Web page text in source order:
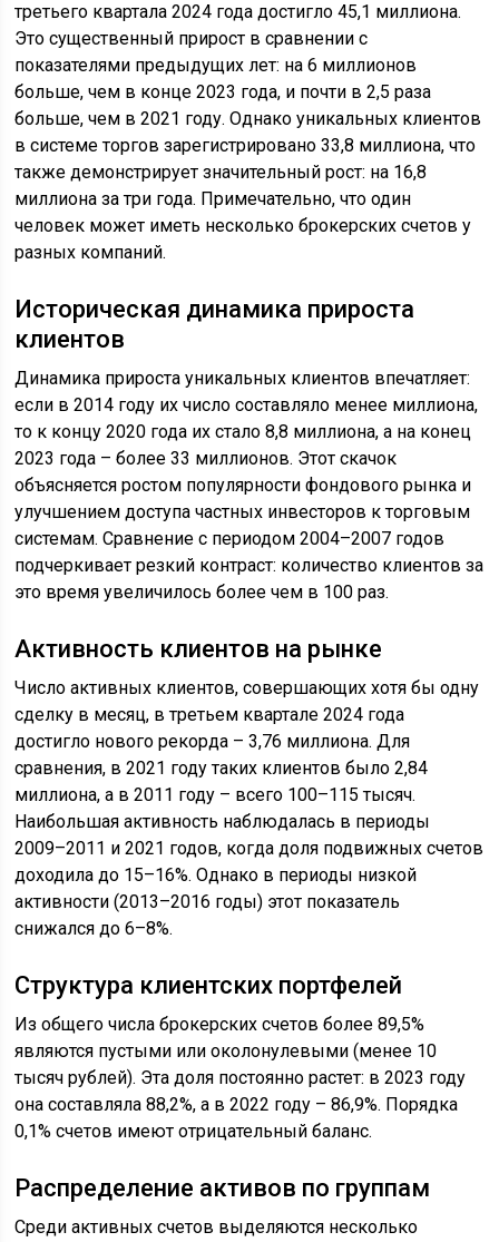
третьего квартала 2024 года достигло 45,1 миллиона.
Это существенный прирост в сравнении с
показателями предыдущих лет: на 6 миллионов
больше, чем в конце 2023 года, и почти в 2,5 раза
больше, чем в 2021 году. Однако уникальных клиентов
в системе торгов зарегистрировано 33,8 миллиона, что
также демонстрирует значительный рост: на 16,8
миллиона за три года. Примечательно, что один
человек может иметь несколько брокерских счетов у
разных компаний.
Историческая динамика прироста
клиентов
Динамика прироста уникальных клиентов впечатляет:
если в 2014 году их число составляло менее миллиона,
то к концу 2020 года их стало 8,8 миллиона, а на конец
2023 года – более 33 миллионов. Этот скачок
объясняется ростом популярности фондового рынка и
улучшением доступа частных инвесторов к торговым
системам. Сравнение с периодом 2004–2007 годов
подчеркивает резкий контраст: количество клиентов за
это время увеличилось более чем в 100 раз.
Активность клиентов на рынке
Число активных клиентов, совершающих хотя бы одну
сделку в месяц, в третьем квартале 2024 года
достигло нового рекорда – 3,76 миллиона. Для
сравнения, в 2021 году таких клиентов было 2,84
миллиона, а в 2011 году – всего 100–115 тысяч.
Наибольшая активность наблюдалась в периоды
2009–2011 и 2021 годов, когда доля подвижных счетов
доходила до 15–16%. Однако в периоды низкой
активности (2013–2016 годы) этот показатель
снижался до 6–8%.
Структура клиентских портфелей
Из общего числа брокерских счетов более 89,5%
являются пустыми или околонулевыми (менее 10
тысяч рублей). Эта доля постоянно растет: в 2023 году
она составляла 88,2%, а в 2022 году – 86,9%. Порядка
0,1% счетов имеют отрицательный баланс.
Распределение активов по группам
Среди активных счетов выделяются несколько